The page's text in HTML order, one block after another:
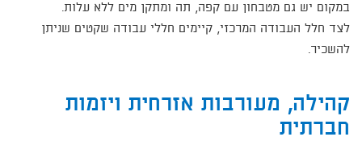
במקום יש גם מטבחון עם קפה, תה ומתקן מים ללא עלות.
לצד חלל העבודה המרכזי, קיימים חללי עבודה שקטים שניתן
להשכיר.​
קהילה, מעורבות אזרחית ויזמות
חברתית